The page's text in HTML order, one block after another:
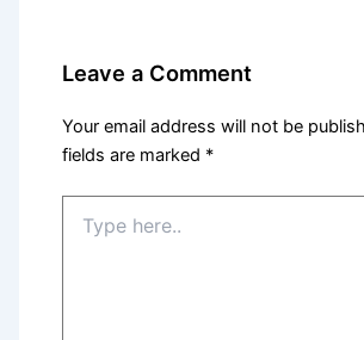
Leave a Comment
Your email address will not be
fields are marked *
here..